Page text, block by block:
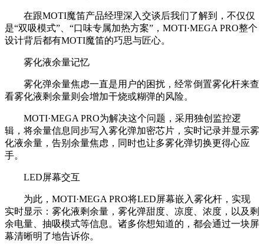
在跟MOTI魔笛产品经理深入交谈后我们了解到，不仅仅
是“双吸模式”、“口味专属加热方案”，MOTI·MEGA PRO整个
设计背后都有MOTI魔笛的巧思与匠心。
雾化液余量记忆
雾化弹余量焦虑一直是用户的困扰，经常倒置雾化杆来查
看雾化液剩余量则会增加干烧或糊弹的风险。
MOTI·MEGA PRO为解决这个问题，采用独创监控逻
辑，将余量信息同步写入雾化弹加密芯片，实时记录并显示雾
化液余量，告别余量焦虑，同时也让多雾化弹切换更得心应
手。
LED屏幕交互
为此，MOTI·MEGA PRO将LED屏幕嵌入雾化杆，实现
实时显示：雾化液剩余量，雾化弹甜度、凉度、浓度，以及剩
余电量、抽吸模式等信息。诸多你想知道的，都会通过一块屏
幕清晰明了地告诉你。